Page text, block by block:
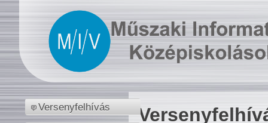
Versenyfelhívás